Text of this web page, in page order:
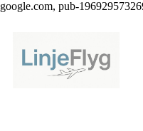
google.com, pub-